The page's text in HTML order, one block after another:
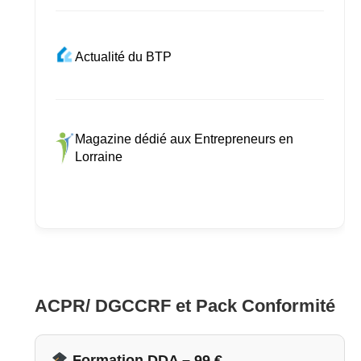
Actualité du BTP
Magazine dédié aux Entrepreneurs en
Lorraine
ACPR/ DGCCRF et Pack Conformité